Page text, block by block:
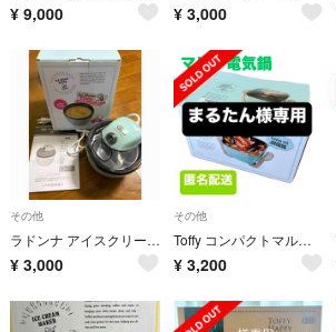
¥ 9,000 ¥ 3,000
その他
ラドンナ アイスクリームメーカー KIS11
¥ 3,000
その他
Toffy コンパクトマルチ電気鍋 PALE AQUA K-HP3-PA
¥ 3,200